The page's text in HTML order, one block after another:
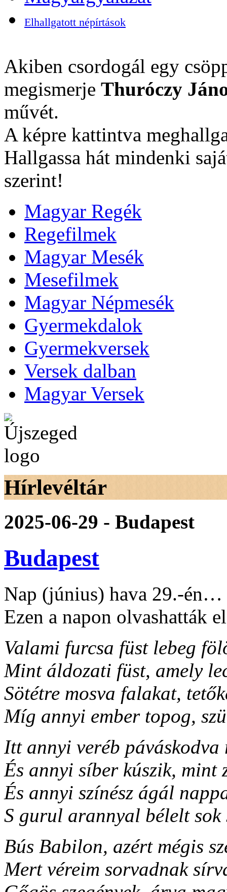
Elhallgatott népírtások
Akiben csordogál egy
megismerje Thuróczy
művét.
A képre kattintva
Hallgassa hát mindenki
szerint!
Magyar Regék
Regefilmek
Magyar Mesék
Mesefilmek
Magyar Népmesék
Gyermekdalok
Gyermekversek
Versek dalban
Magyar Versek
Hírlevéltár
2025-06-29 - Budapest
Budapest
Nap (június) hava 29.-én…
Ezen a napon olvashatták
Valami furcsa füst lebeg
Mint áldozati füst, amely
Sötétre mosva falakat,
Míg annyi ember topog,
Itt annyi veréb páváskodva
És annyi síber kúszik, mint
És annyi színész ágál
S gurul arannyal bélelt sok
Bús Babilon, azért mégis
Mert véreim sorvadnak